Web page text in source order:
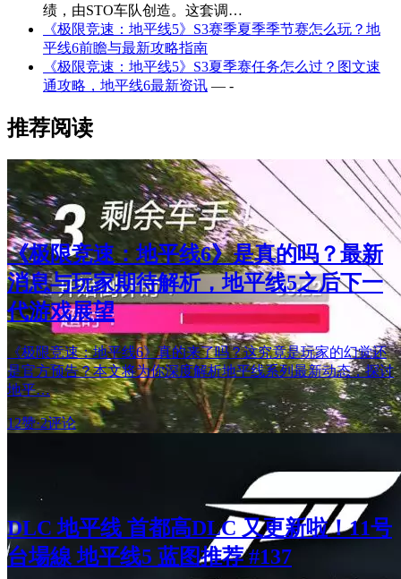
绩，由STO车队创造。这套调…
《极限竞速：地平线5》S3赛季夏季季节赛怎么玩？地
平线6前瞻与最新攻略指南
《极限竞速：地平线5》S3夏季赛任务怎么过？图文速
通攻略，地平线6最新资讯 — -
推荐阅读
《极限竞速：地平线6》是真的吗？最新
消息与玩家期待解析，地平线5之后下一
代游戏展望
《极限竞速：地平线6》真的来了吗？这究竟是玩家的幻觉还
是官方预告？本文将为你深度解析地平线系列最新动态，探讨
地平…
12赞·2评论
DLC 地平线 首都高DLC 又更新啦！11号
台場線 地平线5 蓝图推荐 #137